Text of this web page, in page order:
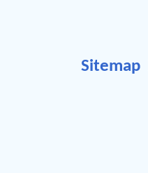
Sitemap